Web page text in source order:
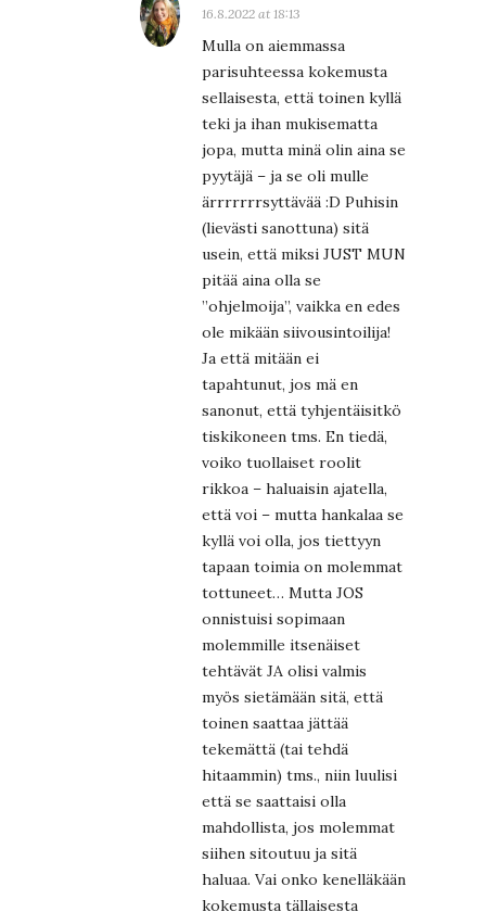
16.8.2022 at 18:13
Mulla on aiemmassa
parisuhteessa kokemusta
sellaisesta, että toinen kyllä
teki ja ihan mukisematta
jopa, mutta minä olin aina se
pyytäjä – ja se oli mulle
ärrrrrrrsyttävää :D Puhisin
(lievästi sanottuna) sitä
usein, että miksi JUST MUN
pitää aina olla se
”ohjelmoija”, vaikka en edes
ole mikään siivousintoilija!
Ja että mitään ei
tapahtunut, jos mä en
sanonut, että tyhjentäisitkö
tiskikoneen tms. En tiedä,
voiko tuollaiset roolit
rikkoa – haluaisin ajatella,
että voi – mutta hankalaa se
kyllä voi olla, jos tiettyyn
tapaan toimia on molemmat
tottuneet… Mutta JOS
onnistuisi sopimaan
molemmille itsenäiset
tehtävät JA olisi valmis
myös sietämään sitä, että
toinen saattaa jättää
tekemättä (tai tehdä
hitaammin) tms., niin luulisi
että se saattaisi olla
mahdollista, jos molemmat
siihen sitoutuu ja sitä
haluaa. Vai onko kenelläkään
kokemusta tällaisesta